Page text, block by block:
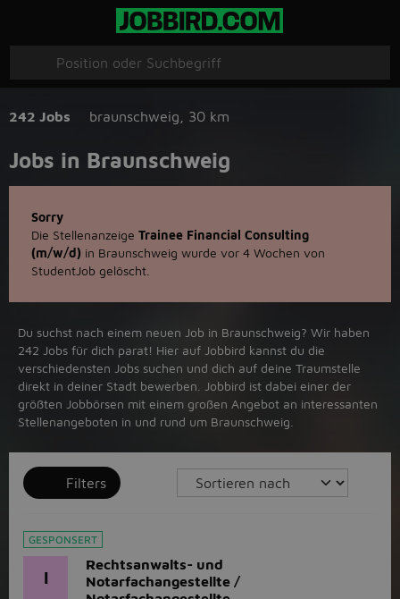
242 Jobs braunschweig 30 km
Jobs in Braunschweig
Sorry
Die Stellenanzeige Trainee Financial Consulting
(m/w/d) in Braunschweig wurde vor 4 Wochen von
StudentJob gelöscht.
Du suchst nach einem neuen Job in Braunschweig? Wir haben
242 Jobs für dich parat! Hier auf Jobbird kannst du die
verschiedensten Jobs suchen und dich auf deine Traumstelle
direkt in deiner Stadt bewerben. Jobbird ist dabei einer der
größten Jobbörsen mit einem großen Angebot an interessanten
Stellenangeboten in und rund um Braunschweig.
Filters
GESPONSERT
I
Rechtsanwalts- und
Notarfachangestellte /